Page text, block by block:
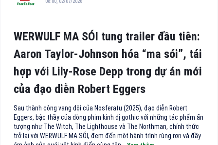
WERWULF MA SÓI tung trailer đầu tiên:
Aaron Taylor-Johnson hóa “ma sói”, tái
hợp với Lily-Rose Depp trong dự án mới
của đạo diễn Robert Eggers
Sau thành công vang dội của Nosferatu (2025), đạo diễn Robert
Eggers, bậc thầy của dòng phim kinh dị gothic với những tác phẩm ấn
tượng như The Witch, The Lighthouse và The Northman, chính thức
trở lại với WERWULF MA SÓI, đem đến một hành trình rùng rợn và đầy